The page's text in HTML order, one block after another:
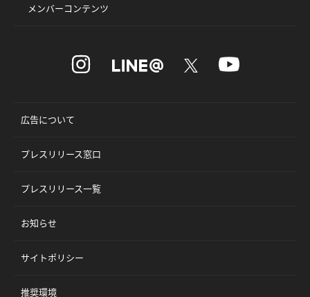
メンバーコンテンツ
広告について
プレスリリース窓口
プレスリリース一覧
お知らせ
サイトポリシー
推奨環境